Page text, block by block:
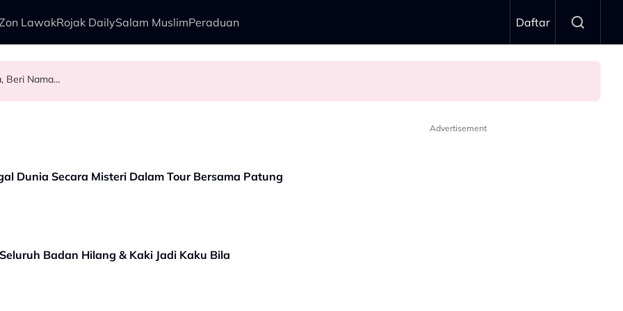
LawakRojak DailySalam MuslimPeraduan Daftar
- "Ini Namanya Penyanyi Yang..."
Beri Nama…
& Tak Pernah Lupakan..." - Yassin Yahya
Najib Asaddok Sumbang Dua Buggy Buat Akademi Diasas Ustaz Wadi Annuar
Dunia Secara Misteri Dalam Tour Bersama Patung
Badan Hilang & Kaki Jadi Kaku Bila
Advertisement